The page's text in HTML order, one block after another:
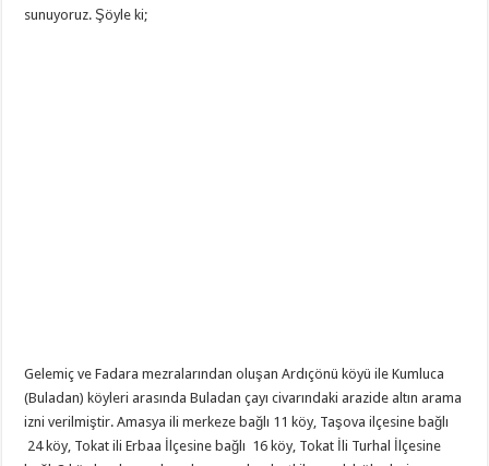
sunuyoruz. Şöyle ki;
Gelemiç ve Fadara mezralarından oluşan Ardıçönü köyü ile Kumluca
(Buladan) köyleri arasında Buladan çayı civarındaki arazide altın arama
izni verilmiştir. Amasya ili merkeze bağlı 11 köy, Taşova ilçesine bağlı
24 köy, Tokat ili Erbaa İlçesine bağlı 16 köy, Tokat İli Turhal İlçesine